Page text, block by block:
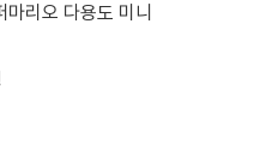
리오 다용도 미니